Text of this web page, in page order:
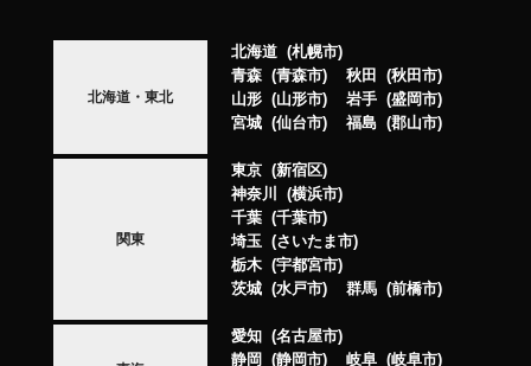
北海道・東北
北海道
札幌市
青森
青森市 秋田
秋田市
山形
山形市 岩手
盛岡市
宮城
仙台市 福島 郡山市
関東
東京
新宿区
神奈川
横浜市
千葉
千葉市
埼玉
さいたま市
栃木
宇都宮市
茨城
水戸市 群馬 前橋市
愛知
名古屋市
静岡
静岡市 岐阜
岐阜市